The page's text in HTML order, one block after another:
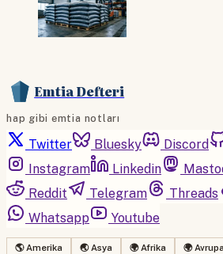
Emtia Defteri
hap gibi emtia notları
Twitter Bluesky Discord
Instagram
Linkedin
Reddit
Telegram Threads
Whatsapp
Youtube
🌎 Amerika 🌏 Asya 🌍 Afrika 🌍 Avrupa